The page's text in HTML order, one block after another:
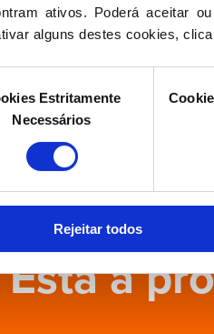
ativos. Poderá aceitar
alguns destes cookies,
Estritamente
Necessários
Rejeitar todos
CV
Está à